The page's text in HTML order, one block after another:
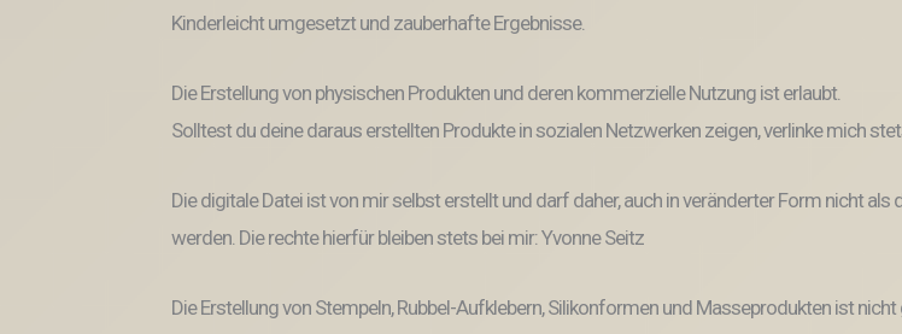
Kinderleicht umgesetzt und zauberhafte Ergebnisse.
Die Erstellung von physischen Produkten und deren kommerzielle Nutzung ist erlaubt.
Solltest du deine daraus erstellten Produkte in sozialen Netzwerken zeigen, verlinke mich
Die digitale Datei ist von mir selbst erstellt und darf daher, auch in veränderter Form nicht
werden. Die rechte hierfür bleiben stets bei mir: Yvonne Seitz
Die Erstellung von Stempeln, Rubbel-Aufklebern, Silikonformen und Masseprodukten ist